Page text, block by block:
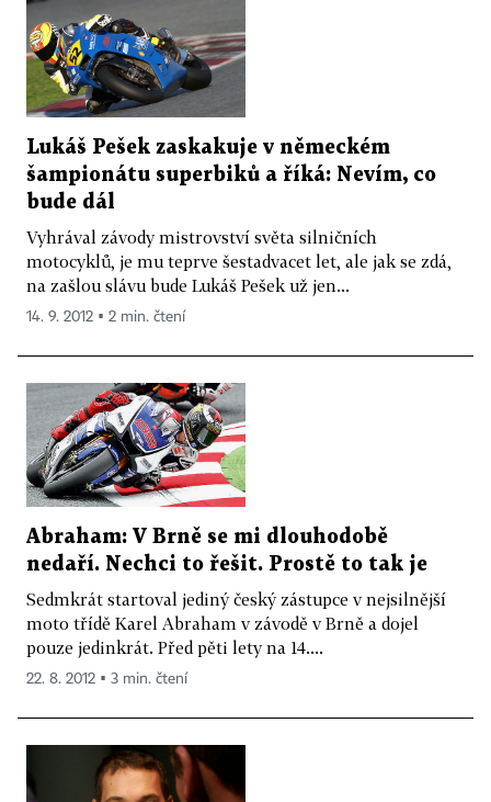
Lukáš Pešek zaskakuje v německém
šampionátu superbiků a říká: Nevím, co
bude dál
Vyhrával závody mistrovství světa silničních
motocyklů, je mu teprve šestadvacet let, ale jak se zdá,
na zašlou slávu bude Lukáš Pešek už jen...
14. 9. 2012 ▪ 2 min. čtení
Abraham: V Brně se mi dlouhodobě
nedaří. Nechci to řešit. Prostě to tak je
Sedmkrát startoval jediný český zástupce v nejsilnější
moto třídě Karel Abraham v závodě v Brně a dojel
pouze jedinkrát. Před pěti lety na 14....
22. 8. 2012 ▪ 3 min. čtení